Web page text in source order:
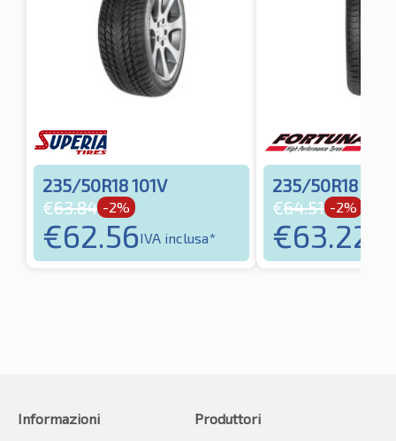
235/50R18 101V
€63.84 -2%
€62.56IVA inclusa*
235/50R18 101V
€64.51 -2%
€63.22
Informazioni
Produttori